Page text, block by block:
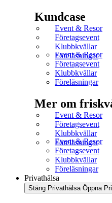
Kundcase
Event & Resor
Företagsevent
Klubbkvällar
Föreläsningar
Event & Resor
Företagsevent
Klubbkvällar
Föreläsningar
Mer om
Event & Resor
Företagsevent
Klubbkvällar
Föreläsningar
Event & Resor
Företagsevent
Klubbkvällar
Föreläsningar
Privathälsa
Stäng Privathälsa Öppna